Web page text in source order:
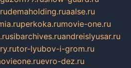
demaholding.ruaalse.ru
perkoka.rumovie-one.ru
sibarchives.ruandreislyusar.ru
tor-lyubov-i-grom.ru
evro-dez.ru